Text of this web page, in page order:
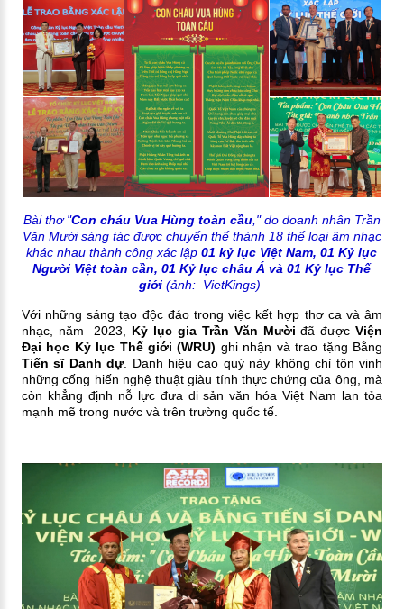
Bài thơ "Con cháu Vua Hùng toàn cầu," do doanh nhân Trần
Văn Mười sáng tác được chuyển thể thành 18 thể loại âm nhạc
khác nhau thành công xác lập01 kỷ lục Việt Nam, 01 Kỷ lục
Người Việt toàn cần, 01 Kỷ lục châu Á và 01 Kỷ lục Thế
giới (ảnh: VietKings)
Với những sáng tạo độc đáo trong việc kết hợp thơ ca và âm
nhạc, năm 2023, Kỷ lục gia Trần Văn Mười đã đượcViện
Đại học Kỷ lục Thế giới (WRU) ghi nhận và trao tặng Bằng
Tiến sĩ Danh dự. Danh hiệu cao quý này không chỉ tôn vinh
những cống hiến nghệ thuật giàu tính thực chứng của ông, mà
còn khẳng định nỗ lực đưa di sản văn hóa Việt Nam lan tỏa
mạnh mẽ trong nước và trên trường quốc tế.